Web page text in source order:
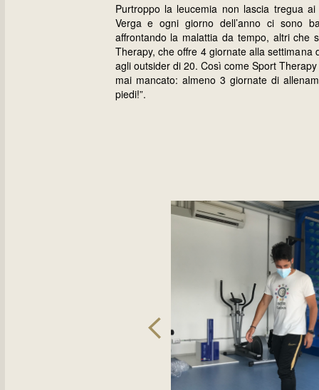
Purtroppo la leucemia non lascia tregua
Verga e ogni giorno dell’anno ci sono
affrontando la malattia da tempo, altri che
Therapy, che offre 4 giornate alla
agli outsider di 20. Così come Sport
mai mancato: almeno 3 giornate di
piedi!”.